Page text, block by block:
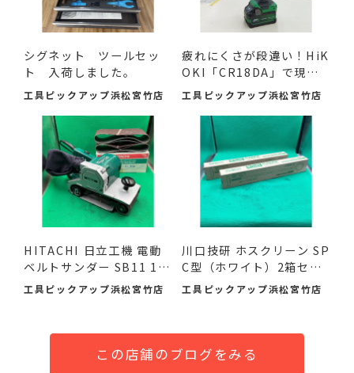
シグネット ツールセッ
ト 入荷しました。
工具ピックアップ浜松宮竹店
疲れにくさが段違い！HiK
OKI「CR18DA」で現場
の作...
工具ピックアップ浜松宮竹店
HITACHI 日立工機 電動
ベルトサンダー SB11 11
0mm ...
工具ピックアップ浜松宮竹店
川口技研 ホスクリーン SP
C型（ホワイト）2箱セ
ッ...
工具ピックアップ浜松宮竹店
この店舗のブログをみる